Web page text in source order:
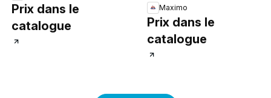
Prix dans le
catalogue
Maximo
Prix dans le
catalogue